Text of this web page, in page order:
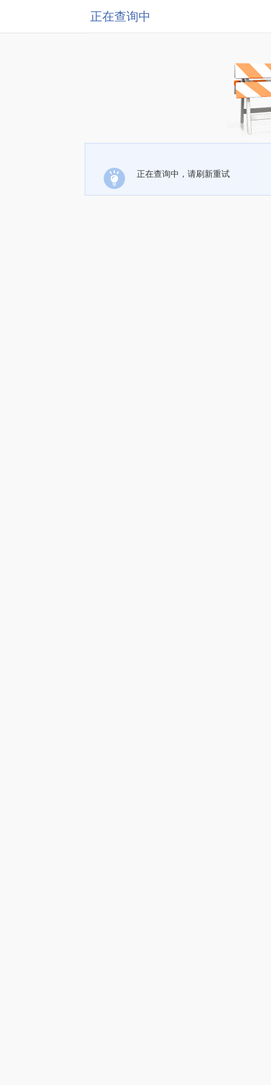
正在查询中
正在查询中，请刷新重试